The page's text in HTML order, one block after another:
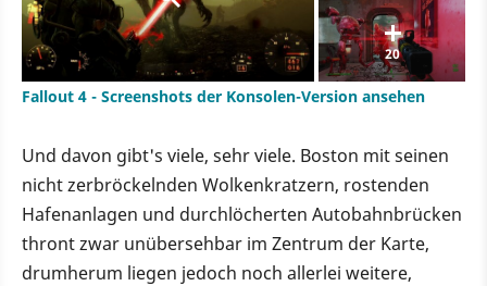
20
Fallout 4 - Screenshots der Konsolen-Version ansehen
Und davon gibt's viele, sehr viele. Boston mit seinen
nicht zerbröckelnden Wolkenkratzern, rostenden
Hafenanlagen und durchlöcherten Autobahnbrücken
thront zwar unübersehbar im Zentrum der Karte,
drumherum liegen jedoch noch allerlei weitere,